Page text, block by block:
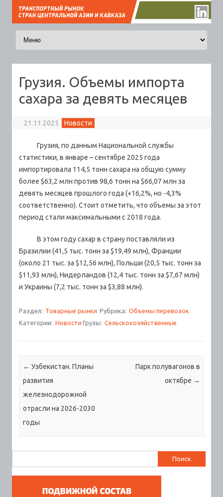
Перейти к содержимому
Грузия. Объемы импорта
сахара за девять месяцев
21.11.2025 Новости
Грузия, по данным Национальной службы
статистики, в январе – сентябре 2025 года
импортировала 114,5 тонн сахара на общую сумму
более $63,2 млн против 98,6 тонн на $66,07 млн за
девять месяцев прошлого года (+16,2%, но -4,3%
соответственно). Стоит отметить, что объемы за этот
период стали максимальными с 2018 года.
В этом году сахар в страну поставляли из
Бразилии (41,5 тыс. тонн за $19,49 млн), Франции
(около 21 тыс. за $12,56 млн), Польши (20,5 тыс. тонн за
$11,93 млн), Нидерландов (12,4 тыс. тонн за $7,67 млн)
и Украины (7,2 тыс. тонн за $3,88 млн).
Раздел: Товарные рынки Рубрика: Объемы перевозок
Категории: Новости Грузы: Сельскохозяйственные
Навигация по записям
← Узбекистан. Планы
развития
железнодорожной
отрасли на 2026-2030
годы
Парк полувагонов в
октябре →